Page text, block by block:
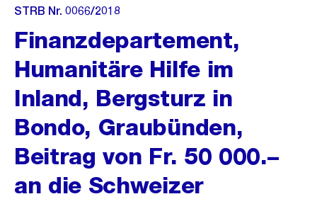
STRB Nr. 0066/2018
Finanzdepartement,
Humanitäre Hilfe im
Inland, Bergsturz in
Bondo, Graubünden,
Beitrag von Fr. 50 000.–
an die Schweizer